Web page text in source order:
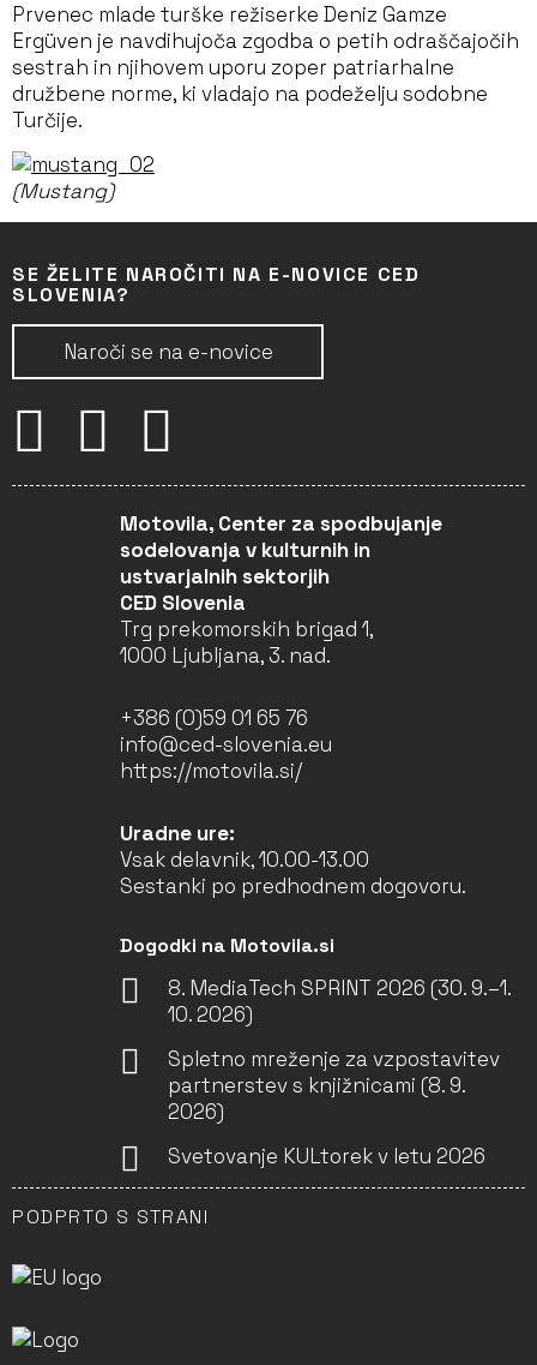
Prvenec mlade turške režiserke Deniz Gamze
Ergüven je navdihujoča zgodba o petih odraščajočih
sestrah in njihovem uporu zoper patriarhalne
družbene norme, ki vladajo na podeželju sodobne
Turčije.
(Mustang)
SE ŽELITE NAROČITI NA E-NOVICE CED
SLOVENIA?
Naroči se na e-novice
Motovila, Center za spodbujanje
sodelovanja v kulturnih in
ustvarjalnih sektorjih
CED Slovenia
Trg prekomorskih brigad 1,
1000 Ljubljana, 3. nad.
+386 (0)59 01 65 76
info@ced-slovenia.eu
https://motovila.si/
Uradne ure:
Vsak delavnik, 10.00-13.00
Sestanki po predhodnem dogovoru.
Dogodki na Motovila.si
8. MediaTech SPRINT 2026 (30. 9.–1.
10. 2026)
Spletno mreženje za vzpostavitev
partnerstev s knjižnicami (8. 9.
2026)
Svetovanje KULtorek v letu 2026
PODPRTO S STRANI